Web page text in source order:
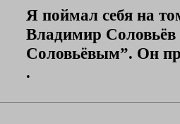
Я поймал себя на
Владимир Соловьёв
Соловьёвым”. Он
.